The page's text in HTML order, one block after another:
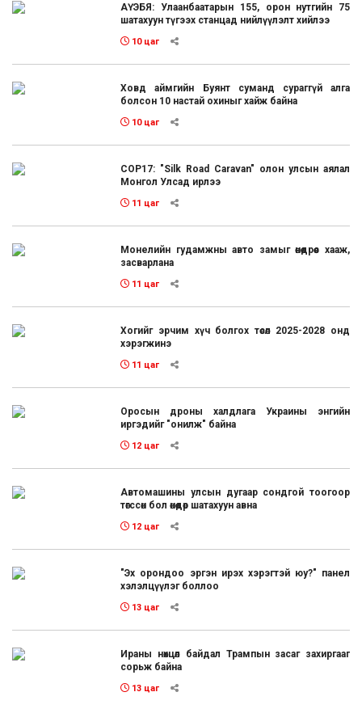
АҮЭБЯ: Улаанбаатарын 155, орон нутгийн 75
шатахуун түгээх станцад нийлүүлэлт хийлээ
10 цаг
Ховд аймгийн Буянт суманд сураггүй алга
болсон 10 настай охиныг хайж байна
10 цаг
COP17: "Silk Road Caravan" олон улсын аялал
Монгол Улсад ирлээ
11 цаг
Монелийн гудамжны авто замыг өнөөдрөөс хааж,
засварлана
11 цаг
Хогийг эрчим хүч болгох төсөл 2025-2028 онд
хэрэгжинэ
11 цаг
Оросын дроны халдлага Украины энгийн
иргэдийг "онилж" байна
12 цаг
Автомашины улсын дугаар сондгой тоогоор
төгссөн бол өнөөдөр шатахуун авна
12 цаг
"Эх орондоо эргэн ирэх хэрэгтэй юу?" панел
хэлэлцүүлэг боллоо
13 цаг
Ираны нөхцөл байдал Трампын засаг захиргааг
сорьж байна
13 цаг